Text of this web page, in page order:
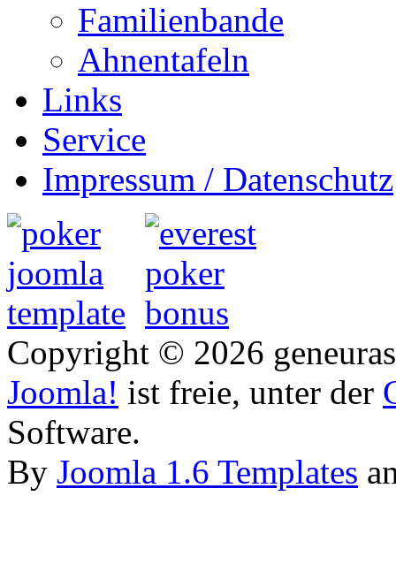
Familienbande
Ahnentafeln
Links
Service
Impressum / Datenschutz
Copyright © 2026
Joomla! ist freie, unter der
Software.
By Joomla 1.6 Templates